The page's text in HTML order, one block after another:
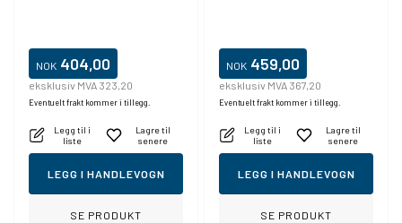
NOK 404,00
eksklusiv MVA 323,20
Eventuelt frakt kommer i tillegg.
Legg til i
liste
Lagre til
senere
LEGG I HANDLEVOGN
SE PRODUKT
NOK 459,00
eksklusiv MVA 367,20
Eventuelt frakt kommer i tillegg.
Legg til i
liste
Lagre til
senere
LEGG I HANDLEVOGN
SE PRODUKT